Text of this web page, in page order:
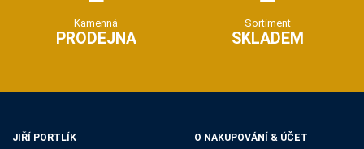
Kamenná
PRODEJNA
Sortiment
SKLADEM
JIŘÍ PORTLÍK O NAKUPOVÁNÍ & ÚČET